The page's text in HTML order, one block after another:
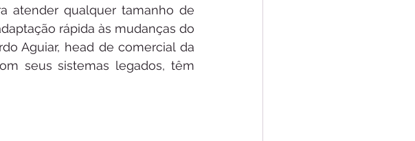
atender qualquer tamanho de
rápida às mudanças do
Aguiar, head de comercial da
seus sistemas legados, têm